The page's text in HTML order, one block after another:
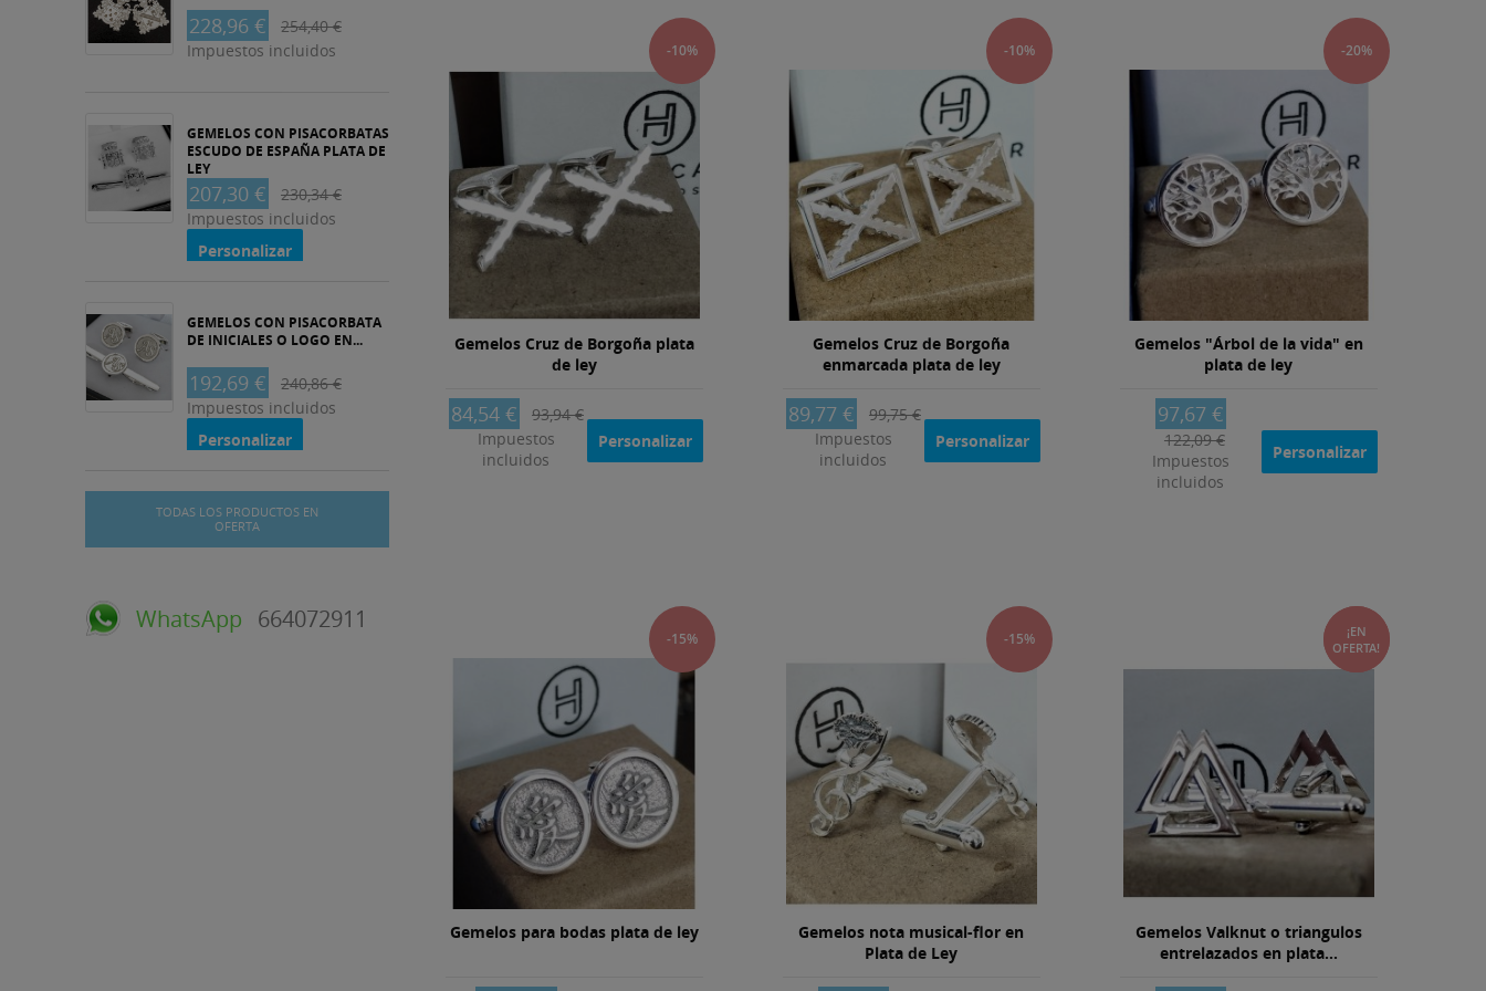
228,96 €
254,40 €
Impuestos incluidos
GEMELOS CON PISACORBATAS
ESCUDO DE ESPAÑA PLATA DE
LEY
207,30 €
230,34 €
Impuestos incluidos
Personalizar
GEMELOS CON PISACORBATA
DE INICIALES O LOGO EN...
192,69 €
240,86 €
Impuestos incluidos
Personalizar
TODAS LOS PRODUCTOS EN
OFERTA
WhatsApp 664072911
-10%
Gemelos Cruz de Borgoña plata
de ley
84,54 €
93,94 €
Impuestos
incluidos
Personalizar
-10%
Gemelos Cruz de Borgoña
enmarcada plata de ley
89,77 €
99,75 €
Impuestos
incluidos
Personalizar
-20%
Gemelos "Árbol de la vida" en
plata de ley
97,67 €
122,09 €
Impuestos
incluidos
Personalizar
-15%
Gemelos para bodas plata de ley
-15%
Gemelos nota musical-flor en
Plata de Ley
-22%
¡EN
OFERTA!
Gemelos Valknut o triangulos
entrelazados en plata...